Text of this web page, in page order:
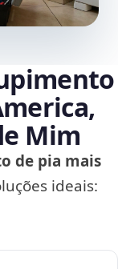
Mim
de pia mais
ideais: